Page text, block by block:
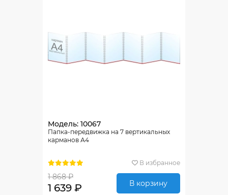
Модель: 10067
Папка-передвижка на 7 вертикальных
карманов А4
В избранное
1 868 ₽
1 639 ₽ В корзину